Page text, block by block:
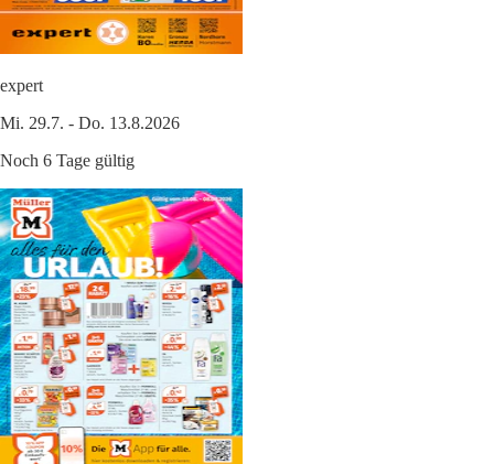
expert
Mi. 29.7. - Do. 13.8.2026
Noch 6 Tage gültig